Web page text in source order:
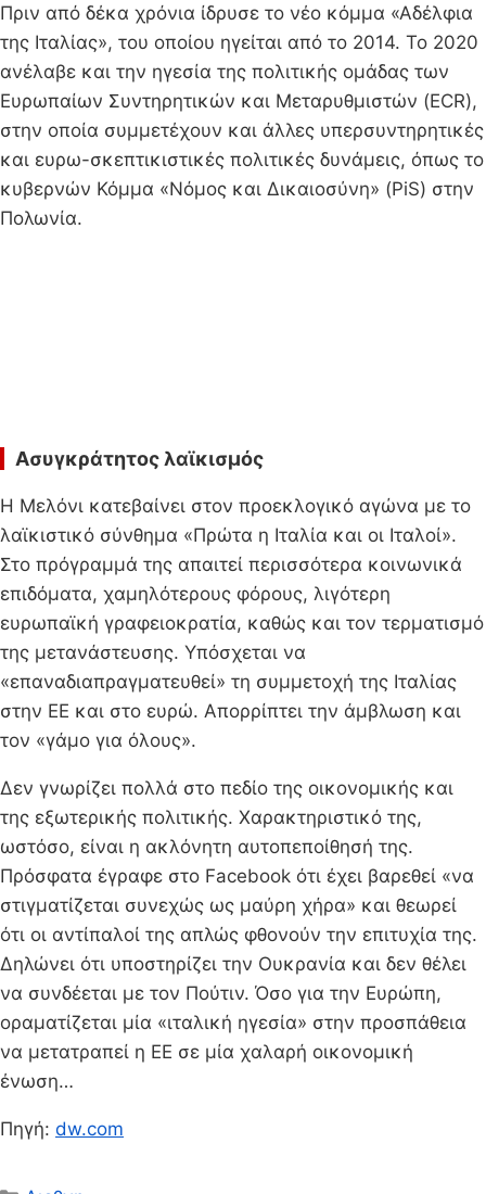
Πριν από δέκα χρόνια ίδρυσε το νέο κόμμα «Αδέλφια
της Ιταλίας», του οποίου ηγείται από το 2014. Το 2020
ανέλαβε και την ηγεσία της πολιτικής ομάδας των
Ευρωπαίων Συντηρητικών και Μεταρυθμιστών (ECR),
στην οποία συμμετέχουν και άλλες υπερσυντηρητικές
και ευρω-σκεπτικιστικές πολιτικές δυνάμεις, όπως το
κυβερνών Κόμμα «Νόμος και Δικαιοσύνη» (PiS) στην
Πολωνία.
Ασυγκράτητος λαϊκισμός
Η Μελόνι κατεβαίνει στον προεκλογικό αγώνα με το
λαϊκιστικό σύνθημα «Πρώτα η Ιταλία και οι Ιταλοί».
Στο πρόγραμμά της απαιτεί περισσότερα κοινωνικά
επιδόματα, χαμηλότερους φόρους, λιγότερη
ευρωπαϊκή γραφειοκρατία, καθώς και τον τερματισμό
της μετανάστευσης. Υπόσχεται να
«επαναδιαπραγματευθεί» τη συμμετοχή της Ιταλίας
στην ΕΕ και στο ευρώ. Απορρίπτει την άμβλωση και
τον «γάμο για όλους».
Δεν γνωρίζει πολλά στο πεδίο της οικονομικής και
της εξωτερικής πολιτικής. Χαρακτηριστικό της,
ωστόσο, είναι η ακλόνητη αυτοπεποίθησή της.
Πρόσφατα έγραφε στο Facebook ότι έχει βαρεθεί «να
στιγματίζεται συνεχώς ως μαύρη χήρα» και θεωρεί
ότι οι αντίπαλοί της απλώς φθονούν την επιτυχία της.
Δηλώνει ότι υποστηρίζει την Ουκρανία και δεν θέλει
να συνδέεται με τον Πούτιν. Όσο για την Ευρώπη,
οραματίζεται μία «ιταλική ηγεσία» στην προσπάθεια
να μετατραπεί η ΕΕ σε μία χαλαρή οικονομική
ένωση…
Πηγή: dw.com